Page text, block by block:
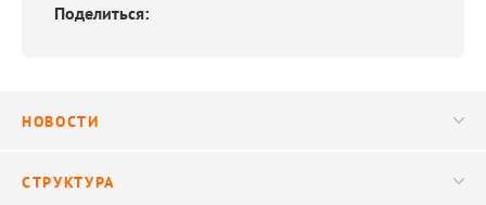
Поделиться:
НОВОСТИ
СТРУКТУРА